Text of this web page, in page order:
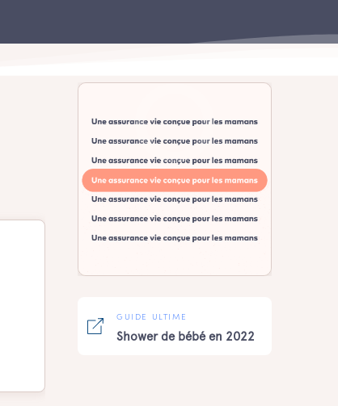
GUIDE ULTIME
Shower de bébé en 2022